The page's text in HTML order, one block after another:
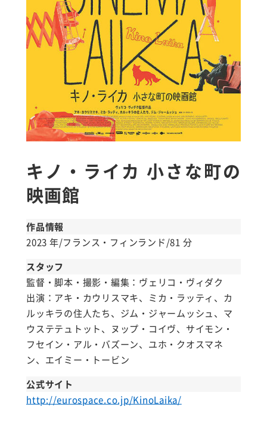
キノ・ライカ 小さな町の
映画館
作品情報
2023 年/フランス・フィンランド/81 分
スタッフ
監督・脚本・撮影・編集：ヴェリコ・ヴィダク
出演：アキ・カウリスマキ、ミカ・ラッティ、カ
ルッキラの住人たち、ジム・ジャームッシュ、マ
ウステテュトット、ヌップ・コイヴ、サイモン・
フセイン・アル・バズーン、ユホ・クオスマネ
ン、エイミー・トービン
公式サイト
http://eurospace.co.jp/KinoLaika/